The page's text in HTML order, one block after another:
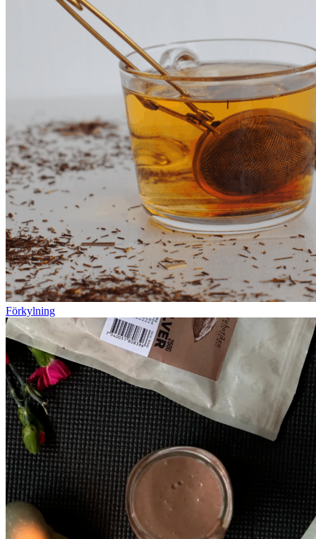
Förkylning